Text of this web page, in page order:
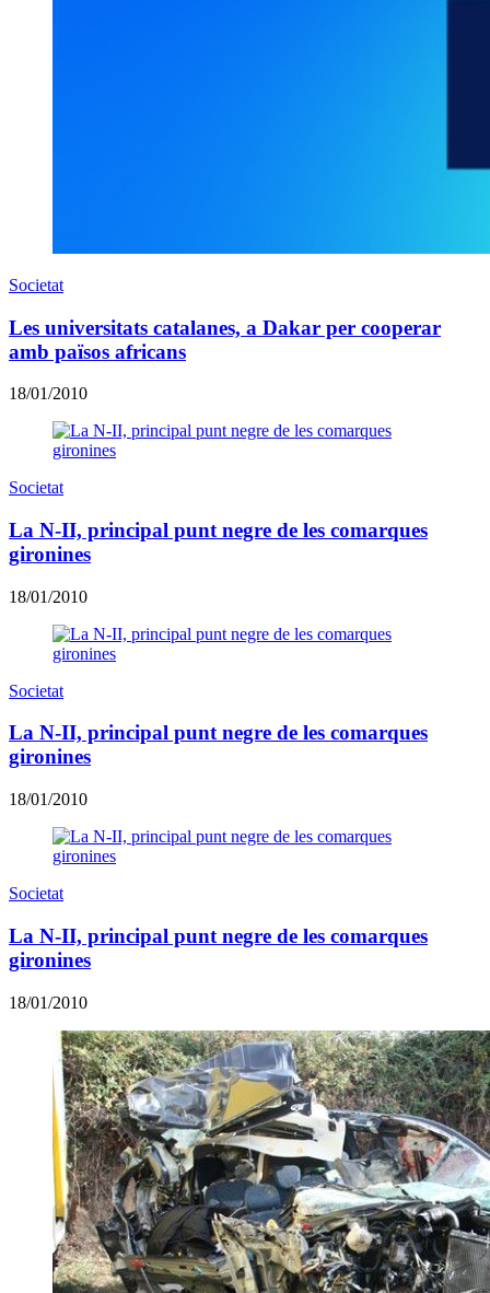
Societat
Les universitats catalanes, a Dakar per cooperar
amb països africans
18/01/2010
Societat
La N-II, principal punt negre de les comarques
gironines
18/01/2010
Societat
La N-II, principal punt negre de les comarques
gironines
18/01/2010
Societat
La N-II, principal punt negre de les comarques
gironines
18/01/2010